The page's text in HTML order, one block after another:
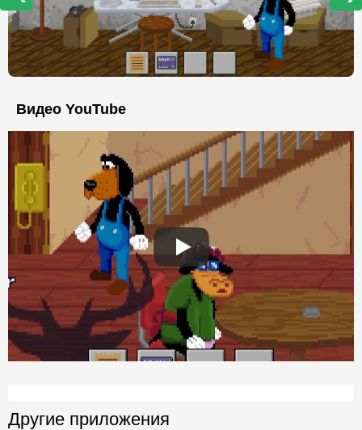
Видео YouTube
Другие приложения